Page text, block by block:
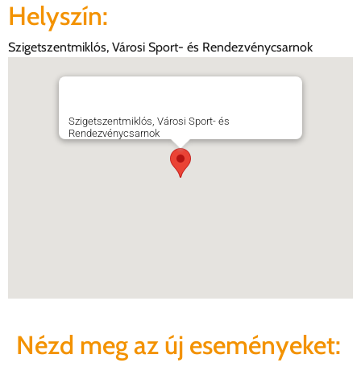
Helyszín:
Szigetszentmiklós, Városi Sport- és Rendezvénycsarnok
Szigetszentmiklós, Városi Sport- és
Rendezvénycsarnok
Nézd meg az új eseményeket: